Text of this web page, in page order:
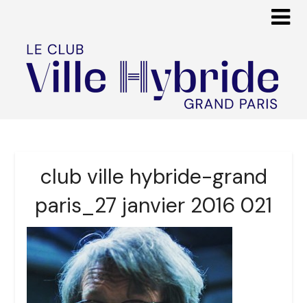
club ville hybride-grand
paris_27 janvier 2016 021